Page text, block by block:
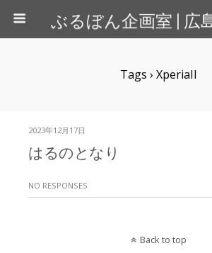
Tags › XperiaII
2023年12月17日
はるのとなり
NO RESPONSES
Back to top